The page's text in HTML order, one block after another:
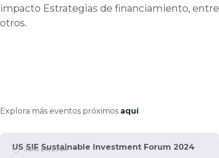
impacto Estrategias de financiamiento, entre
otros.
Explora más eventos próximos aquí.
June 24, 2024
US SIF Sustainable Investment Forum 2024